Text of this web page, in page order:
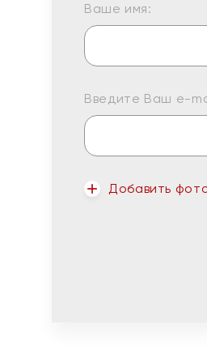
Ваше имя:
Введите Ваш e-
Добавить